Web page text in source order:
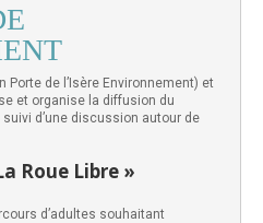
Porte de l’Isère Environnement) et
et organise la diffusion du
d’une discussion autour de
Roue Libre »
d’adultes souhaitant